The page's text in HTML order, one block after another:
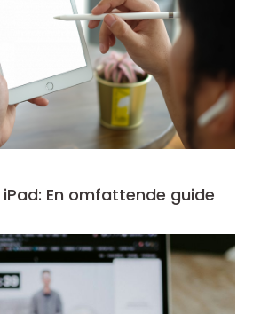
En omfattende guide